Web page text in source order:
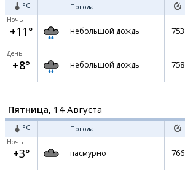
°C Погода
Ночь
+11° небольшой дождь 753
День
+8° небольшой дождь 758
Пятница, 14 Августа
°C Погода
Ночь
+3° пасмурно 766